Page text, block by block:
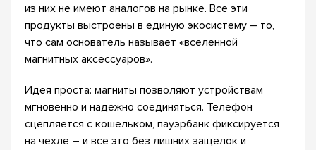
из них не имеют аналогов на рынке. Все эти
продукты выстроены в единую экосистему – то,
что сам основатель называет «вселенной
магнитных аксессуаров».
Идея проста: магниты позволяют устройствам
мгновенно и надежно соединяться. Телефон
сцепляется с кошельком, пауэрбанк фиксируется
на чехле – и все это без лишних защелок и